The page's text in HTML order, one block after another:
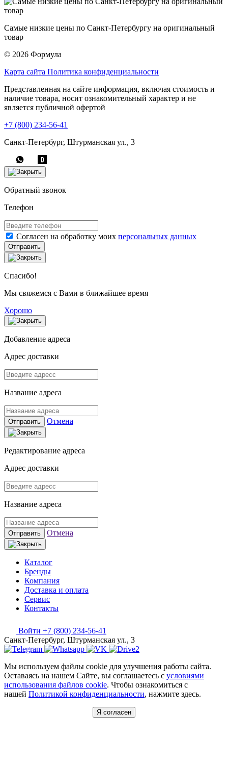
Самые низкие цены по Санкт-Петербургу на оригинальный
товар
© 2026 Формула
Карта сайта Политика конфиденциальности
Представленная на сайте информация, включая стоимость и
наличие товара, носит ознакомительный характер и не
является публичной офертой
+7 (800) 234-56-41
Санкт-Петербург, Штурманская ул., 3
Обратный звонок
Телефон
Согласен на обработку моих персональных данных
Отправить
Спасибо!
Мы свяжемся с Вами в ближайшее время
Хорошо
Добавление адреса
Адрес доставки
Название адреса
Отправить Отмена
Редактирование адреса
Адрес доставки
Название адреса
Отправить Отмена
Каталог
Бренды
Компания
Доставка и оплата
Сервис
Контакты
Войти +7 (800) 234-56-41
Санкт-Петербург, Штурманская ул., 3
Мы используем файлы cookie для улучшения работы сайта.
Оставаясь на нашем Сайте, вы соглашаетесь с условиями
использования файлов cookie. Чтобы ознакомиться с
нашей Политикой конфиденциальности, нажмите здесь.
Я согласен